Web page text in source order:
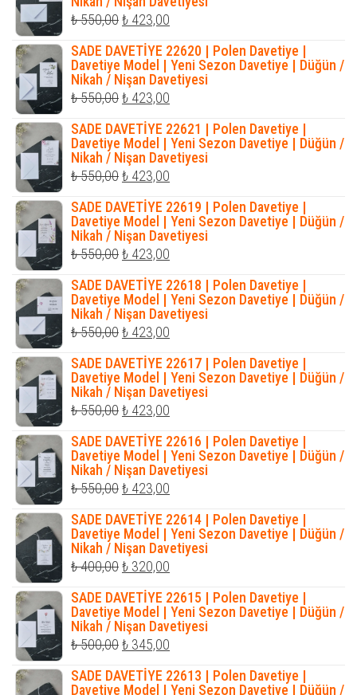
₺ 1.035,00.
₺550,00Orijinal
fiyat:
₺ 550,00.
₺ 423,00
fiyat:
₺ 423,00.
SADE DAVETİYE 22620 | Polen Davetiye |
Davetiye Model | Yeni Sezon Davetiye | Düğün /
Nikah / Nişan Davetiyesi
₺550,00Orijinal
fiyat:
₺ 550,00.
₺ 423,00
fiyat:
₺ 423,00.
SADE DAVETİYE 22621 | Polen Davetiye |
Davetiye Model | Yeni Sezon Davetiye | Düğün /
Nikah / Nişan Davetiyesi
₺550,00Orijinal
fiyat:
₺ 550,00.
₺ 423,00
fiyat:
₺ 423,00.
SADE DAVETİYE 22619 | Polen Davetiye |
Davetiye Model | Yeni Sezon Davetiye | Düğün /
Nikah / Nişan Davetiyesi
₺550,00Orijinal
fiyat:
₺ 550,00.
₺ 423,00
fiyat:
₺ 423,00.
SADE DAVETİYE 22618 | Polen Davetiye |
Davetiye Model | Yeni Sezon Davetiye | Düğün /
Nikah / Nişan Davetiyesi
₺550,00Orijinal
fiyat:
₺ 550,00.
₺ 423,00
fiyat:
₺ 423,00.
SADE DAVETİYE 22617 | Polen Davetiye |
Davetiye Model | Yeni Sezon Davetiye | Düğün /
Nikah / Nişan Davetiyesi
₺550,00Orijinal
fiyat:
₺ 550,00.
₺ 423,00
fiyat:
₺ 423,00.
SADE DAVETİYE 22616 | Polen Davetiye |
Davetiye Model | Yeni Sezon Davetiye | Düğün /
Nikah / Nişan Davetiyesi
₺550,00Orijinal
fiyat:
₺ 550,00.
₺ 423,00
fiyat:
₺ 423,00.
SADE DAVETİYE 22614 | Polen Davetiye |
Davetiye Model | Yeni Sezon Davetiye | Düğün /
Nikah / Nişan Davetiyesi
₺400,00Orijinal
fiyat:
₺ 400,00.
₺ 320,00
fiyat:
₺ 320,00.
SADE DAVETİYE 22615 | Polen Davetiye |
Davetiye Model | Yeni Sezon Davetiye | Düğün /
Nikah / Nişan Davetiyesi
₺500,00Orijinal
fiyat:
₺ 500,00.
₺ 345,00
fiyat:
SADE DAVETİYE 22613 | Polen Davetiye |
Davetiye Model | Yeni Sezon Davetiye | Düğün /